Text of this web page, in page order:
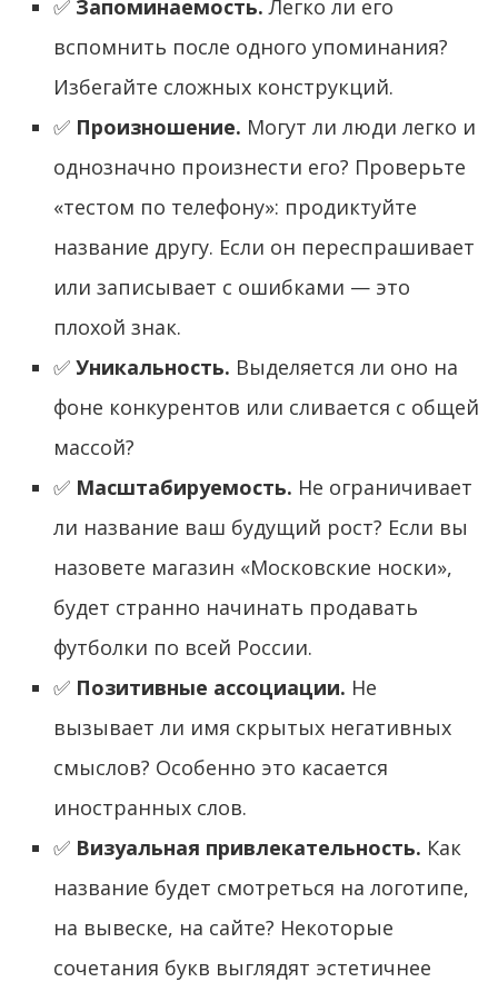
✅ Запоминаемость. Легко ли его
вспомнить после одного упоминания?
Избегайте сложных конструкций.
✅ Произношение. Могут ли люди легко и
однозначно произнести его? Проверьте
«тестом по телефону»: продиктуйте
название другу. Если он переспрашивает
или записывает с ошибками — это
плохой знак.
✅Уникальность. Выделяется ли оно на
фоне конкурентов или сливается с общей
массой?
✅ Масштабируемость. Не ограничивает
ли название ваш будущий рост? Если вы
назовете магазин «Московские носки»,
будет странно начинать продавать
футболки по всей России.
✅ Позитивные ассоциации. Не
вызывает ли имя скрытых негативных
смыслов? Особенно это касается
иностранных слов.
✅ Визуальная привлекательность. Как
название будет смотреться на логотипе,
на вывеске, на сайте? Некоторые
сочетания букв выглядят эстетичнее